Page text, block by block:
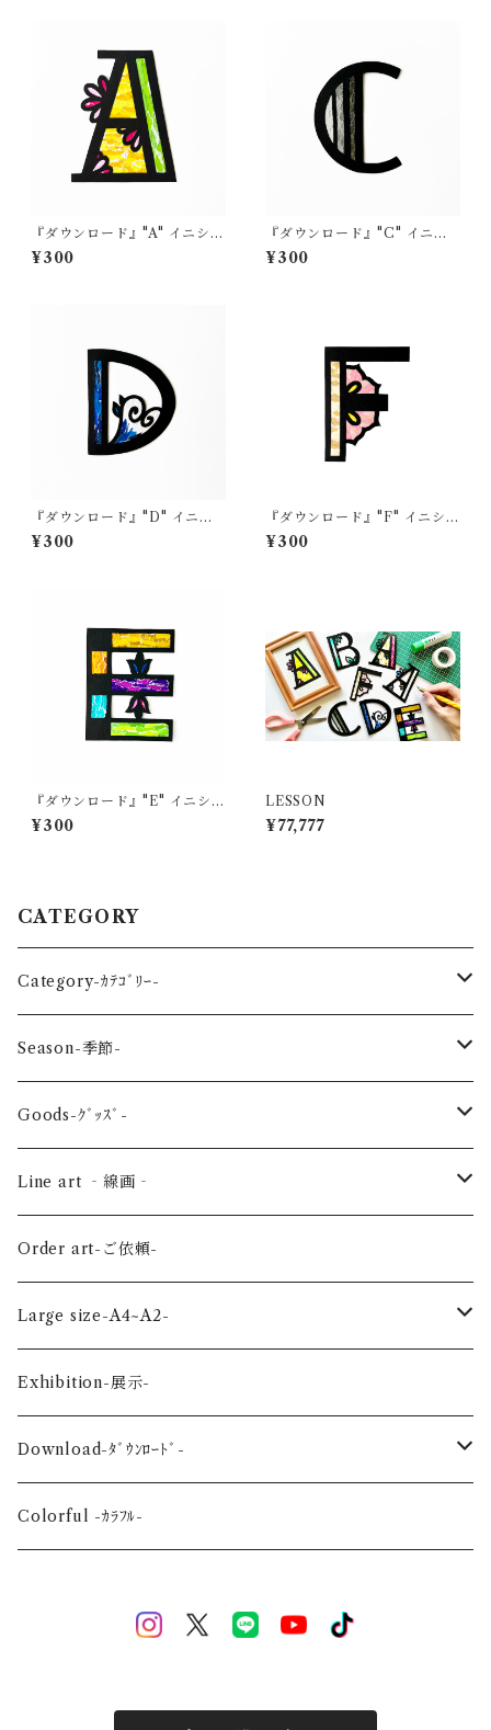
『ダウンロード』"A" イニシャ
ル
¥300
『ダウンロード』"C" イニシ
ャル
¥300
『ダウンロード』"D" イニシ
ャル
¥300
『ダウンロード』"F" イニシャ
ル
¥300
『ダウンロード』"E" イニシャ
ル
¥300
LESSON
¥77,777
CATEGORY
Category-ｶﾃｺﾞﾘｰ-
reptile-爬虫類-
Sea-海の生き物-
Bird-鳥-
Land-陸の生き物-
Planet-惑星-
Flower-花-
Wedding-婚礼-
Event-祝祭-
Season-季節-
Spring-春-
Summer-夏-
Autumn-秋-
Winter-冬-
Goods-ｸﾞｯｽﾞ-
Key ring -ｷｰﾎﾙﾀﾞｰ
Art panel -ｱｰﾄﾊﾟﾈﾙ-
Acrylic figure -ｱｸﾘﾙﾌｨｷﾞｭｱ-
Line art ‐線画‐
Flower ‐花-
Mini -ミニ-
Okinawa-沖縄-
Order art-ご依頼-
Large size-A4~A2-
A4
A3
A2
Exhibition-展示-
Download-ﾀﾞｳﾝﾛｰﾄﾞ-
Alphabet-文字-
Colorful -ｶﾗﾌﾙ-